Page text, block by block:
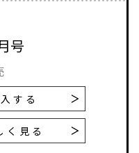
号
する
く見る